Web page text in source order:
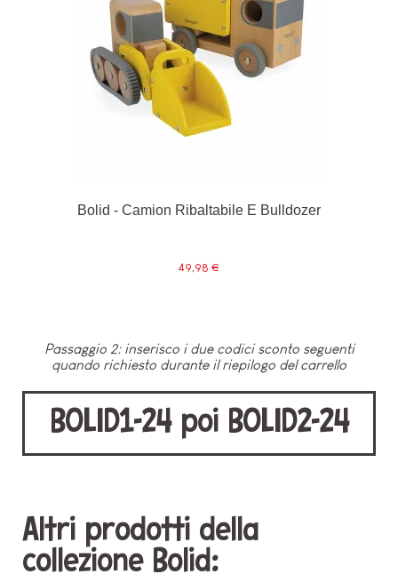
Bolid - Camion Ribaltabile E Bulldozer
49,98 €
Passaggio 2: inserisco i due codici sconto seguenti
quando richiesto durante il riepilogo del carrello
BOLID1-24 poi BOLID2-24
Altri prodotti della
collezione Bolid: